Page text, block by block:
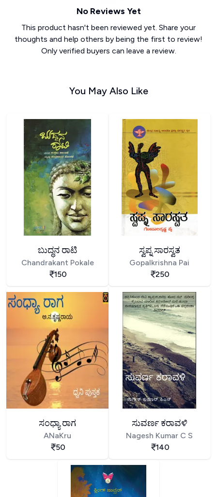
No Reviews Yet
This product hasn't been reviewed yet. Share your
thoughts and help others by being the first to review!
Only verified buyers can leave a review.
You May Also Like
ಬುದ್ಧನ ರಾಟಿ
Chandrakant Pokale
150
ಸ್ವಪ್ನ ಸಾರಸ್ವತ
Gopalkrishna Pai
250
ಸಂಧ್ಯಾ ರಾಗ
ANaKru
50
ಸುವರ್ಣ ಕರಾವಳಿ
Nagesh Kumar C S
140